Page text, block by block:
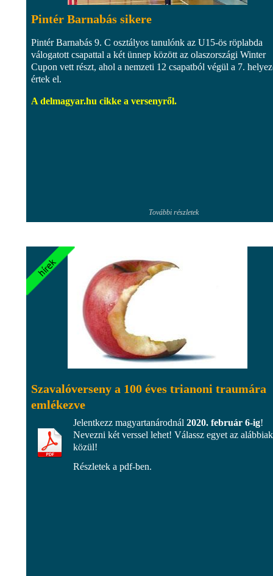
Pintér Barnabás sikere
Pintér Barnabás 9. C osztályos tanulónk az U15-ös röplabda
válogatott csapattal a két ünnep között az olaszországi Winter
Cupon vett részt, ahol a nemzeti 12 csapatból végül a 7.
értek el.
A delmagyar.hu cikke a versenyről.
További részletek
Szavalóverseny a 100 éves trianoni traumára
emlékezve
Jelentkezz magyartanárodnál 2020. február 6-ig!
Nevezni két verssel lehet! Válassz egyet az alábbiak
közül!
Részletek a pdf-ben.